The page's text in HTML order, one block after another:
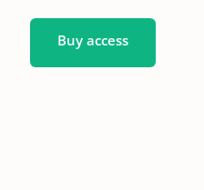
Buy access